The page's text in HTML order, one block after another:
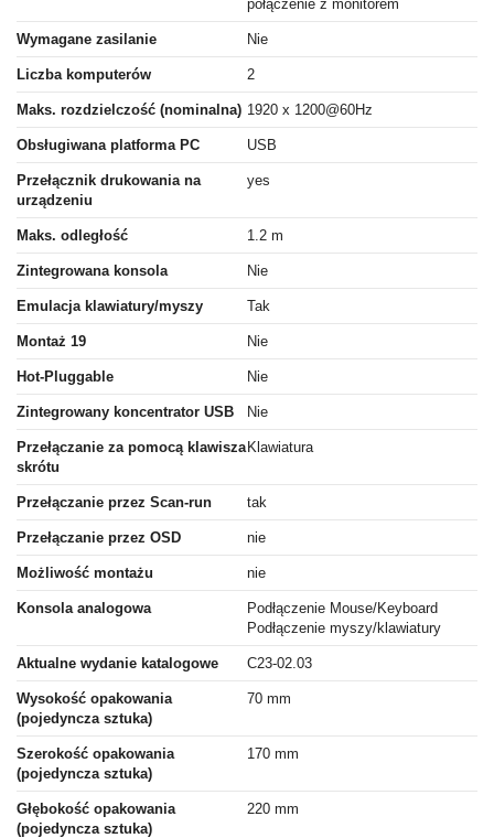
połączenie z monitorem
Wymagane zasilanie Nie
Liczba komputerów 2
Maks. rozdzielczość (nominalna) 1920 x 1200@60Hz
Obsługiwana platforma PC USB
Przełącznik drukowania na
urządzeniu
yes
Maks. odległość 1.2 m
Zintegrowana konsola Nie
Emulacja klawiatury/myszy Tak
Montaż 19 Nie
Hot-Pluggable Nie
Zintegrowany koncentrator USB Nie
Przełączanie za pomocą klawisza
skrótu
Klawiatura
Przełączanie przez Scan-run tak
Przełączanie przez OSD nie
Możliwość montażu nie
Konsola analogowa
Podłączenie Mouse/Keyboard
Podłączenie myszy/klawiatury
Aktualne wydanie katalogowe C23-02.03
Wysokość opakowania
(pojedyncza sztuka)
70 mm
Szerokość opakowania
(pojedyncza sztuka)
170 mm
Głębokość opakowania
(pojedyncza sztuka)
220 mm